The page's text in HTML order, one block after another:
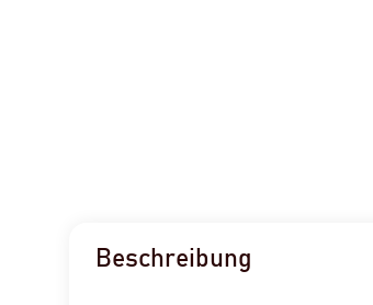
Beschreibung